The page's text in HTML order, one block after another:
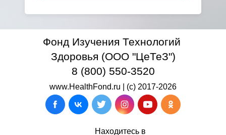
Фонд Изучения Технологий
Здоровья (ООО "ЦеТеЗ")
8 (800) 550-3520
www.HealthFond.ru | (c) 2017-2026
Находитесь в